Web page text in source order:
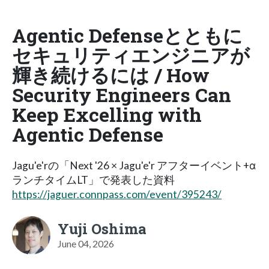
Agentic Defenseとともに
セキュリティエンジニアが
輝き続けるには / How
Security Engineers Can
Keep Excelling with
Agentic Defense
Jagu'e'rの「Next '26 × Jagu'e'r アフターイベント+α
ランチタイムLT」で発表した資料
https://jaguer.connpass.com/event/395243/
Yuji Oshima
June 04, 2026